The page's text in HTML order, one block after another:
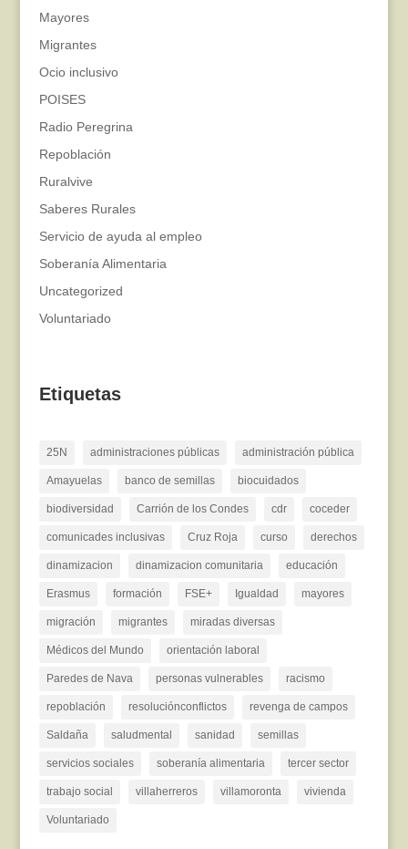
Mayores
Migrantes
Ocio inclusivo
POISES
Radio Peregrina
Repoblación
Ruralvive
Saberes Rurales
Servicio de ayuda al empleo
Soberanía Alimentaria
Uncategorized
Voluntariado
Etiquetas
25N administraciones públicas administración pública
Amayuelas banco de semillas biocuidados
biodiversidad Carrión de los Condes cdr coceder
comunicades inclusivas Cruz Roja curso derechos
dinamizacion dinamizacion comunitaria educación
Erasmus formación FSE+ Igualdad mayores
migración migrantes miradas diversas
Médicos del Mundo orientación laboral
Paredes de Nava personas vulnerables racismo
repoblación resoluciónconflictos revenga de campos
Saldaña saludmental sanidad semillas
servicios sociales soberanía alimentaria tercer sector
trabajo social villaherreros villamoronta vivienda
Voluntariado